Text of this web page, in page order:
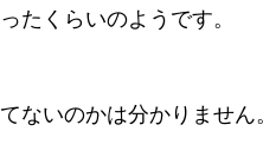
たくらいのようです。
ないのかは分かりません。